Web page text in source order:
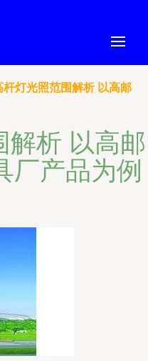
杆灯光照范围解析 以高邮
解析 以高邮
厂产品为例